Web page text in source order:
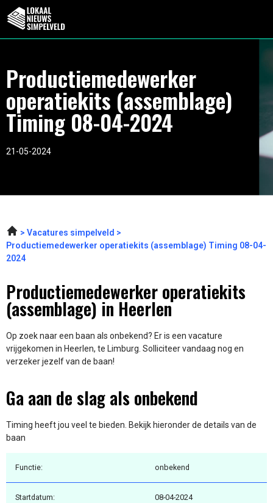
Productiemedewerker
operatiekits (assemblage)
Timing 08-04-2024
21-05-2024
Vacatures simpelveld
Productiemedewerker operatiekits (assemblage) Timing 08-04-
2024
Productiemedewerker operatiekits
(assemblage) in Heerlen
Op zoek naar een baan als onbekend? Er is een vacature
vrijgekomen in Heerlen, te Limburg. Solliciteer vandaag nog en
verzeker jezelf van de baan!
Ga aan de slag als onbekend
Timing heeft jou veel te bieden. Bekijk hieronder de details van de
baan
Functie: onbekend
Startdatum: 08-04-2024